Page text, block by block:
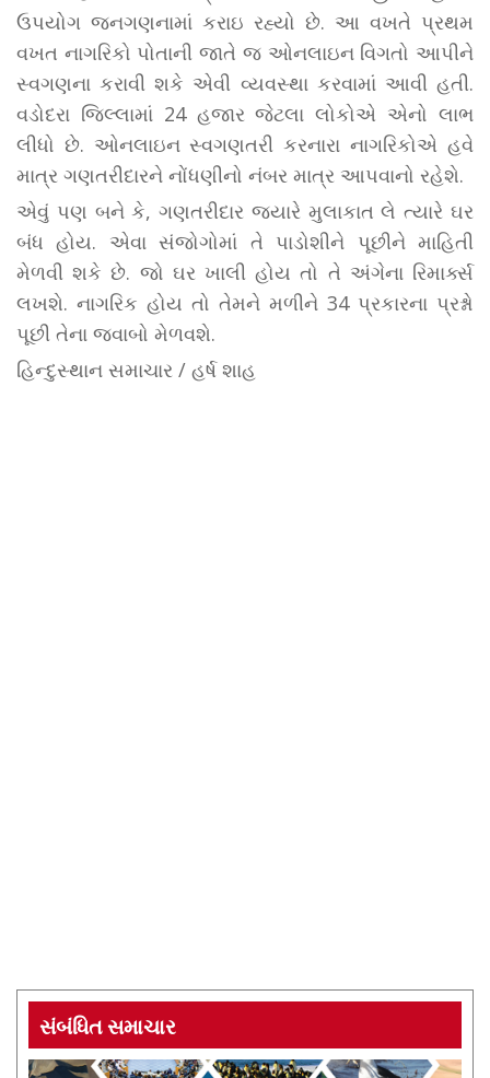
ઉપયોગ જનગણનામાં કરાઇ રહ્યો છે. આ વખતે પ્રથમ
વખત નાગરિકો પોતાની જાતે જ ઓનલાઇન વિગતો આપીને
સ્વગણના કરાવી શકે એવી વ્યવસ્થા કરવામાં આવી હતી.
વડોદરા જિલ્લામાં 24 હજાર જેટલા લોકોએ એનો લાભ
લીધો છે. ઓનલાઇન સ્વગણતરી કરનારા નાગરિકોએ હવે
માત્ર ગણતરીદારને નોંધણીનો નંબર માત્ર આપવાનો રહેશે.
એવું પણ બને કે, ગણતરીદાર જ્યારે મુલાકાત લે ત્યારે ઘર
બંધ હોય. એવા સંજોગોમાં તે પાડોશીને પૂછીને માહિતી
મેળવી શકે છે. જો ઘર ખાલી હોય તો તે અંગેના રિમાર્ક્સ
લખશે. નાગરિક હોય તો તેમને મળીને 34 પ્રકારના પ્રશ્નો
પૂછી તેના જવાબો મેળવશે.
હિન્દુસ્થાન સમાચાર / હર્ષ શાહ
સંબંધિત સમાચાર